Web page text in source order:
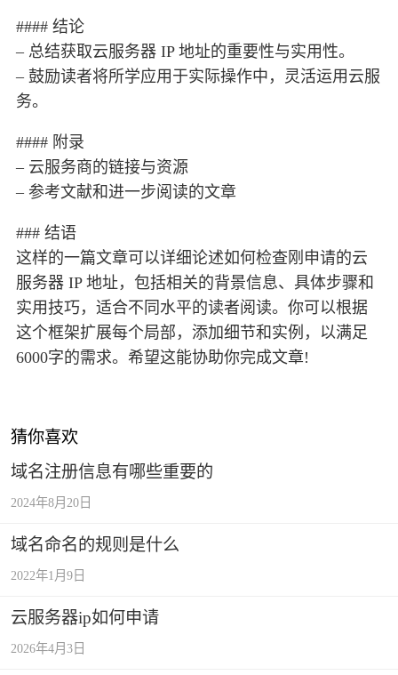
#### 结论
– 总结获取云服务器 IP 地址的重要性与实用性。
– 鼓励读者将所学应用于实际操作中，灵活运用云服
务。
#### 附录
– 云服务商的链接与资源
– 参考文献和进一步阅读的文章
### 结语
这样的一篇文章可以详细论述如何检查刚申请的云
服务器 IP 地址，包括相关的背景信息、具体步骤和
实用技巧，适合不同水平的读者阅读。你可以根据
这个框架扩展每个局部，添加细节和实例，以满足
6000字的需求。希望这能协助你完成文章!
猜你喜欢
域名注册信息有哪些重要的
2024年8月20日
域名命名的规则是什么
2022年1月9日
云服务器ip如何申请
2026年4月3日